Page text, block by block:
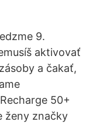
9.
aktivovať
a čakať,
50+
ženy značky